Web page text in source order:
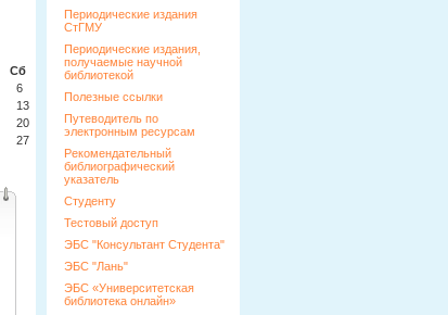
Сб
6
13
20
27
Периодические издания
СтГМУ
Периодические издания,
получаемые научной
библиотекой
Полезные ссылки
Путеводитель по
электронным ресурсам
Рекомендательный
библиографический
указатель
Студенту
Тестовый доступ
ЭБС "Консультант Студента"
ЭБС "Лань"
ЭБС «Университетская
библиотека онлайн»